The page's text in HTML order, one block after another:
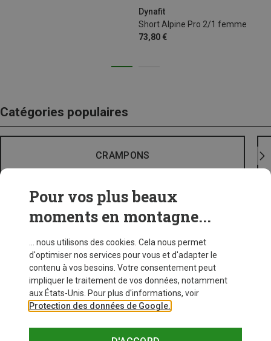
Dynafit
Short Alpine Pro 2/1 femme
73,80 €
Catégories populaires
CRAMPONS
Pour vos plus beaux
moments en montagne...
... nous utilisons des cookies. Cela nous permet
d'optimiser nos services pour vous et d'adapter le
contenu à vos besoins. Votre consentement peut
impliquer le traitement de vos données, notamment
aux États-Unis. Pour plus d'informations, voir
Protection des données de Google.